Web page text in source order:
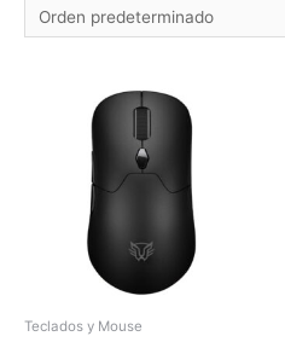
Teclados y Mouse